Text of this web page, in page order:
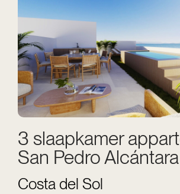
3 slaapkamer
San Pedro Alcántara
Costa del Sol